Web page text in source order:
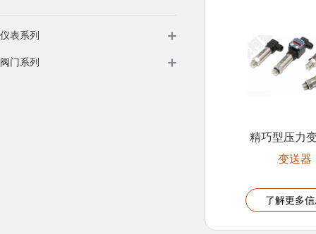
仪表系列
阀门系列
精巧型压力
变送器
了解更多